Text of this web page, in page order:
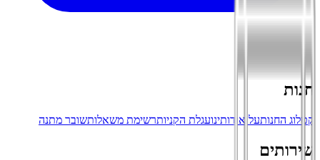
חנות
קטלוג החנותעל אודותינועגלת הקניותרשימת משאלותשובר מתנה
שירותים